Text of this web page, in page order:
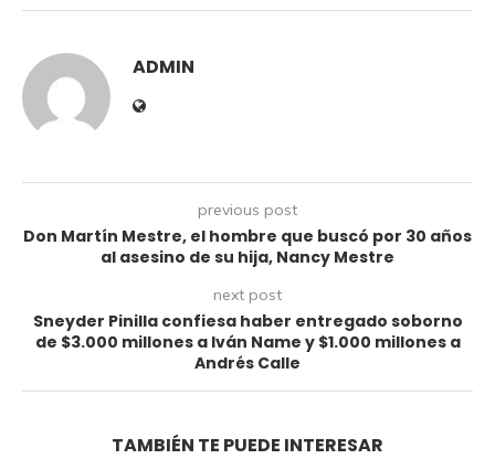
ADMIN
previous post
Don Martín Mestre, el hombre que buscó por 30 años
al asesino de su hija, Nancy Mestre
next post
Sneyder Pinilla confiesa haber entregado soborno
de $3.000 millones a Iván Name y $1.000 millones a
Andrés Calle
TAMBIÉN TE PUEDE INTERESAR